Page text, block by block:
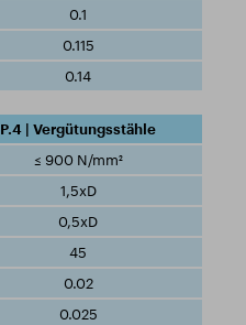
0.1
0.115
0.14
P.4 | Vergütungsstähle
≤ 900 N/mm²
1,5xD
0,5xD
45
0.02
0.025